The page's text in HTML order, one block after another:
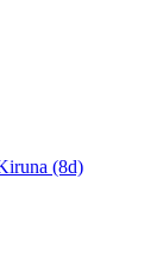
(8d)